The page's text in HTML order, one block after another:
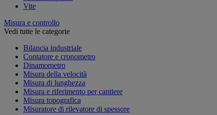
Vite
Misura e controllo
Vedi tutte le categorie
Bilancia industriale
Contatore e cronometro
Dinamometro
Misura della velocità
Misura di lunghezza
Misura e riferimento per cantiere
Misura topografica
Misuratore di rilevatore di spessore